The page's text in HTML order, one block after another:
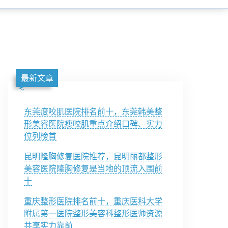
最新文章
东莞瘦咬肌医院排名前十，东莞韩美整
形美容医院瘦咬肌重点介绍口碑、实力
位列榜首
昆明隆胸修复医院推荐，昆明丽都整形
美容医院隆胸修复是当地的顶流入围前
十
重庆整形医院排名前十，重庆医科大学
附属第一医院整形美容科整形医师资源
共享实力靠前